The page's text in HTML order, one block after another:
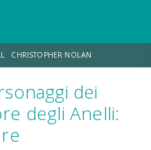
CHRISTOPHER NOLAN
ODISSEA CHRIS MCKENNA
dei
degli Anelli: